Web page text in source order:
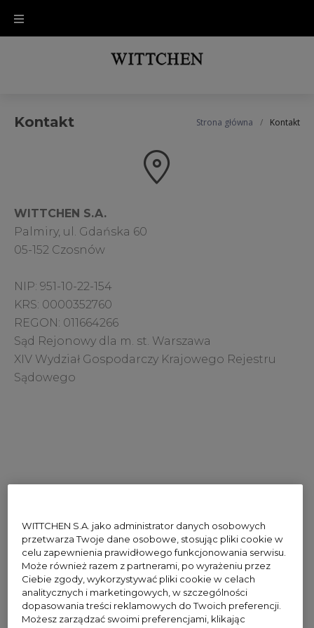
Kontakt Strona główna / Kontakt
WITTCHEN S.A.
Palmiry, ul. Gdańska 60
05-152 Czosnów
NIP: 951-10-22-154
KRS: 0000352760
REGON: 011664266
Sąd Rejonowy dla m. st. Warszawa
XIV Wydział Gospodarczy Krajowego Rejestru
Sądowego
WITTCHEN S.A. jako administrator danych osobowych
przetwarza Twoje dane osobowe, stosując pliki cookie w
celu zapewnienia prawidłowego funkcjonowania serwisu.
Może również razem z partnerami, po wyrażeniu przez
Ciebie zgody, wykorzystywać pliki cookie w celach
analitycznych i marketingowych, w szczególności
dopasowania treści reklamowych do Twoich preferencji.
Możesz zarządzać swoimi preferencjami, klikając